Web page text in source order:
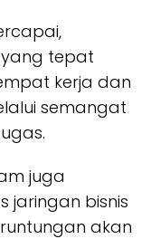
yang tepat
kerja dan
semangat
juga
jaringan bisnis
akan